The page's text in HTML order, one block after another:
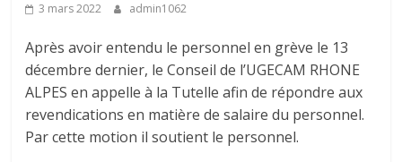
3 mars 2022 admin1062
Après avoir entendu le personnel en grève le 13
décembre dernier, le Conseil de l’UGECAM RHONE
ALPES en appelle à la Tutelle afin de répondre aux
revendications en matière de salaire du personnel.
Par cette motion il soutient le personnel.